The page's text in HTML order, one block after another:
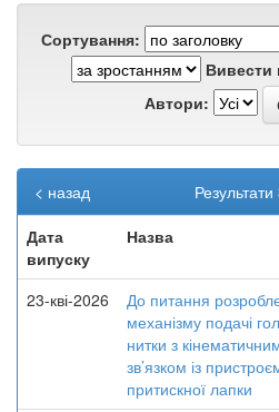
Сортування:
Вивести
Автори:
< назад
Дата
випуску
Назва
23-кві-2026
До питання
механізму подачі
нитки з
зв’язком із
притискної лапки